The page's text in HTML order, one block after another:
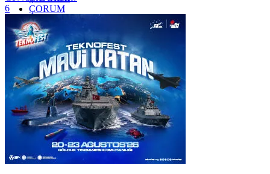
ÇORUM
İSTANBUL
İZMİR
ŞANLIURFA
ŞIRNAK
6